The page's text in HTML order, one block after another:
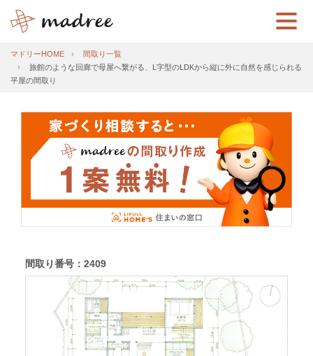
マドリーHOME
間取り一覧
旅館のような回廊で母屋へ繋がる、L字型のLDKから縦に外に自然を感じられる
平屋の間取り
間取り番号：2409